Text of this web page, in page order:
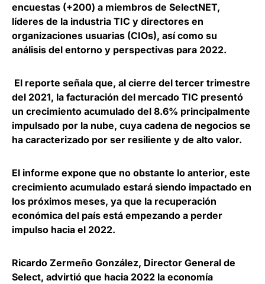
encuestas (+200) a miembros de SelectNET,
líderes de la industria TIC y directores en
organizaciones usuarias (CIOs), así como su
análisis del entorno y perspectivas para 2022.
El reporte señala que, al cierre del tercer trimestre
del 2021, la facturación del mercado TIC presentó
un crecimiento acumulado del 8.6% principalmente
impulsado por la nube, cuya cadena de negocios se
ha caracterizado por ser resiliente y de alto valor.
El informe expone que no obstante lo anterior, este
crecimiento acumulado estará siendo impactado en
los próximos meses, ya que la recuperación
económica del país está empezando a perder
impulso hacia el 2022.
Ricardo Zermeño González, Director General de
Select, advirtió que hacia 2022 la economía